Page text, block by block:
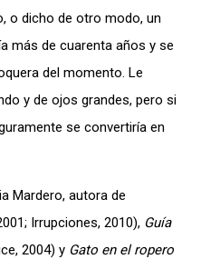
o dicho de otro modo, un
más de cuarenta años y se
del momento. Le
y de ojos grandes, pero si
se convertiría en
Mardero, autora de
Irrupciones, 2010), Guía
2004) y Gato en el ropero